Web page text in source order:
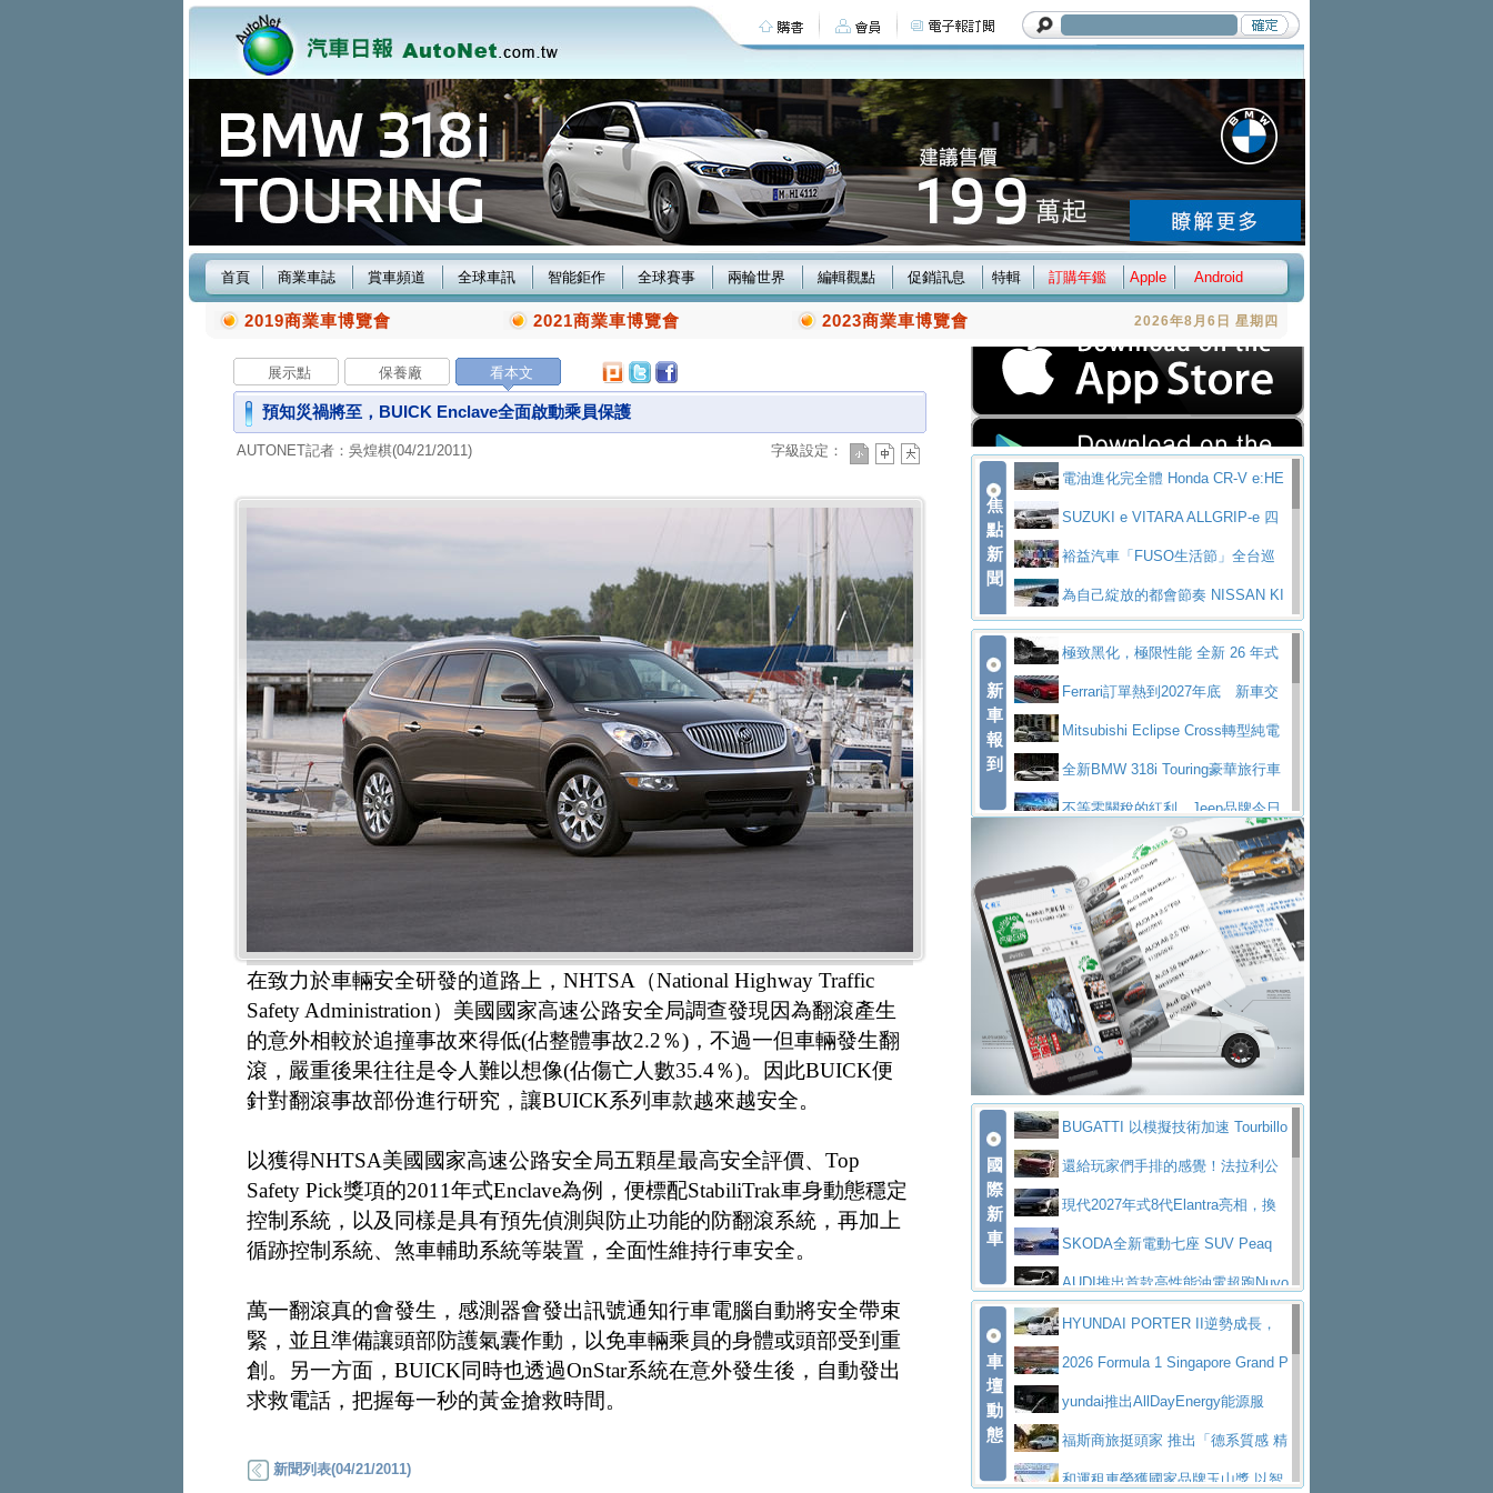
首頁 商業車誌 賞車頻道 全球車訊 智能鉅作 全球賽事 兩輪世界 編輯觀點 促銷訊息 特輯 訂購年鑑 Apple Android
2019商業車博覽會 2021商業車博覽會 2023商業車博覽會 2026年8月6日 星期四
展示點 保養廠 看本文
預知災禍將至，BUICK Enclave全面啟動乘員保護
AUTONET記者：吳煌棋(04/21/2011) 字級設定：
在致力於車輛安全研發的道路上，NHTSA（National Highway Traffic
Safety Administration）美國國家高速公路安全局調查發現因為翻滾產生
的意外相較於追撞事故來得低(佔整體事故2.2％)，不過一但車輛發生翻
滾，嚴重後果往往是令人難以想像(佔傷亡人數35.4％)。因此BUICK便
針對翻滾事故部份進行研究，讓BUICK系列車款越來越安全。
以獲得NHTSA美國國家高速公路安全局五顆星最高安全評價、Top
Safety Pick獎項的2011年式Enclave為例，便標配StabiliTrak車身動態穩定
控制系統，以及同樣是具有預先偵測與防止功能的防翻滾系統，再加上
循跡控制系統、煞車輔助系統等裝置，全面性維持行車安全。
萬一翻滾真的會發生，感測器會發出訊號通知行車電腦自動將安全帶束
緊，並且準備讓頭部防護氣囊作動，以免車輛乘員的身體或頭部受到重
創。另一方面，BUICK同時也透過OnStar系統在意外發生後，自動發出
求救電話，把握每一秒的黃金搶救時間。
新聞列表(04/21/2011)
焦
點
新
聞
電油進化完全體 Honda CR-V e:HE
V PrestigeSUZUKI e VITARA ALLGRIP-e 四
驅精神的純電新詮釋
裕益汽車「FUSO生活節」全台巡
迴 結合生活體驗、交通安全與購車優惠
為自己綻放的都會節奏 NISSAN KI
CKS SAKURA為品味獨具層峰買家打造的頂級座
駕，MAZDA CX-90 33T AWD Premium Ca
ptain Seat
EV
技的座駕! Ford Territory中型油電休旅
SO Super Great今日在台登場，結合先進安
ntis四品牌經銷權，全新多品牌旗艦展示中
心開幕啟用
屏東特搜大隊再添新利器 SITRAK
救助器材車買氣不衰、SUZUKI經銷商勇於開啟
全新大店，新北都鈴木占地500坪土城旗艦
展示中心開幕
2025第七屆ISUZU運轉職人挑戰賽
熱血登場 展現極致車技與專業職人精神
H2GP世界總決賽圓滿落幕 台灣團
隊表現精彩淨零減碳指標性應用 純電動水泥預
拌車 消防車除了滅火裝備還需要什麼？
一探SITRAK “準” 消防車的究竟
大益金龍初試啼聲，汽柴油5噸貨車
不是對手正宗年鑑2025年全球自動車年鑑1月
下旬問世！2024第六屆ISUZU運轉職人挑戰賽
首度前進南台灣熱烈開戰
豪華電能休旅新星 Audi Q4 Sportba
ck 55 e-tron S lineScania Taiwan 逆風而行，加深力
道投資布局
新
車
報
到
極致黑化，極限性能 全新 26 年式
DEFENDER OCTA BLACK 限量登台
Ferrari訂單熱到2027年底 新車交
付至少得等一年以上
Mitsubishi Eclipse Cross轉型純電
休旅 87kWh電池續航超過600公里
全新BMW 318i Touring豪華旅行車
全台限量200台 進化現型
不等零關稅的紅利，Jeep品牌今日
Volvo EX60 即將叩關，靜肅性、底
盤與數位介面搶先揭露
Audi Q9 將於 2026 年底上市 旗艦
大型 SUV 鎖定七人座豪華市場
BMW攜手漫威電影【蜘蛛人：重生
日】 Skoda 發表全新 Peaq 內裝：七人
座純電旗艦 SUV，行李廂最大可達 935 公
升
全新純電 Mercedes-Benz C 400 4
MATIC Electric 登場
奢華與科技大躍進，MAZDA全新3
代CX-5全方位進化提前亮相並展開預售94.9
萬起
馬自達公布 2027 年式 MX-5 更
新，新增 Yakudo 特別版
Skoda Peaq 發表全新電動動力系
統 最長續航逾 640 公里、支援雙向供電
BMW M2 首度導入 xDrive 四驅，
美國與瑞士需求成關鍵推手
The all-new T-Roc 魅力 自成焦點
Maserati GT2 Stradale「Tribute to
MC12」全球首度亮相
迎接 RANGE ROVER 品牌家族第
五位成員 全新 RANGE ROVER GT 預告登
場
造型華麗時尚、科技座艙再進化，P
eugeot 208小改款發表上市94.8萬起
突然滿天都是小星星！ 台灣賓士突
襲式宣告全新 GLB 第四季上市即日起接單1
98萬起
台灣僅此一台 ! ROYAL ENFIELD
SHOTGUN 650 x ROUGH CRAFTS 限量特
仕版29日開放搶購
國
際
新
車
BUGATTI 以模擬技術加速 Tourbillo
n 動態開發還給玩家們手排的感覺！法拉利公
布12Cilidri Manaule手排超跑產品細節
現代2027年式8代Elantra亮相，換
裝更銳利的造型、更先進的資訊娛樂系統及
更高效的動力
SKODA全新電動七座 SUV Peaq
問世，擁有品牌史上最寬敞且豪華的座艙
AUDI推出首款高性能油電超跑Nuvo
lari，0到100公里加速2.6秒、極速350公里
／小時
百年三叉戟傳奇再啟程 Maserati 重
返 1000 Miglia 傳承競速榮耀
法拉利首款純電跑車Luce亮相，最
大馬力超過1000匹並具備530公里最大續航
里程
小車大空間、座艙科技更先進，SK
ODA發表全新純電跨界休旅Eipq祭平民化車
價89萬起
賓士AMG.EA專屬平台首作，Merc
edes-AMG 全新GT 4-Door Coupe全球首發
福斯推出首款GTI純電性能掀背ID.
車
壇
動
態
HYUNDAI PORTER II逆勢成長，
勇奪中型貨車銷售冠軍
2026 Formula 1 Singapore Grand P
rix 新加坡大獎賽 Audi 極速之旅開放報名
yundai推出AllDayEnergy能源服
務 讓電動車化身行動儲能系統
福斯商旅挺頭家 推出「德系質感 精
算圓夢」專案和運租車榮獲國家品牌玉山獎 以智